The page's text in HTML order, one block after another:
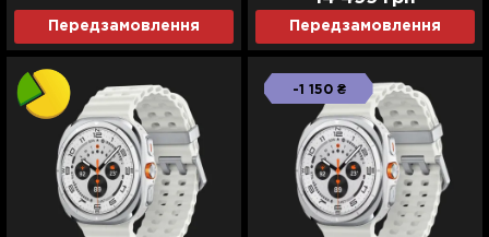
Передзамовлення Передзамовлення
-1 150 ₴